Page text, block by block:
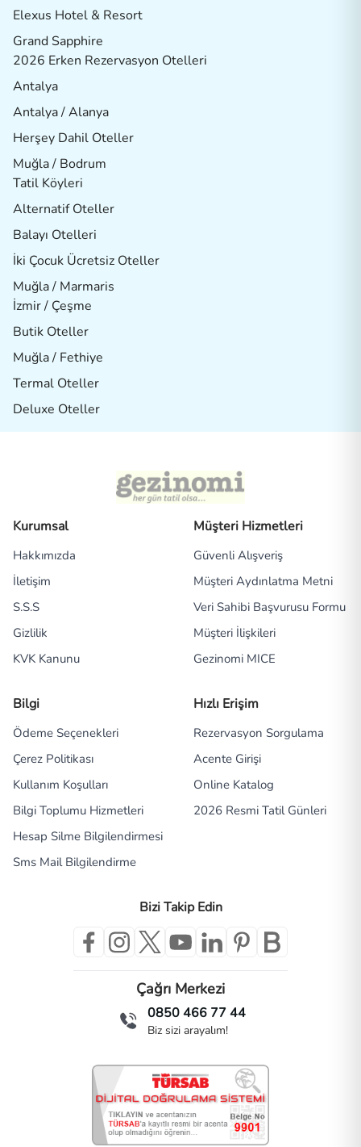
Elexus Hotel & Resort
Grand Sapphire
2026 Erken Rezervasyon Otelleri
Antalya
Antalya / Alanya
Herşey Dahil Oteller
Muğla / Bodrum
Tatil Köyleri
Alternatif Oteller
Balayı Otelleri
İki Çocuk Ücretsiz Oteller
Muğla / Marmaris
İzmir / Çeşme
Butik Oteller
Muğla / Fethiye
Termal Oteller
Deluxe Oteller
Kurumsal
Hakkımızda
İletişim
S.S.S
Gizlilik
KVK Kanunu
Müşteri Hizmetleri
Güvenli Alışveriş
Müşteri Aydınlatma Metni
Veri Sahibi Başvurusu Formu
Müşteri İlişkileri
Gezinomi MICE
Bilgi
Ödeme Seçenekleri
Çerez Politikası
Kullanım Koşulları
Bilgi Toplumu Hizmetleri
Hesap Silme Bilgilendirmesi
Sms Mail Bilgilendirme
Hızlı Erişim
Rezervasyon Sorgulama
Acente Girişi
Online Katalog
2026 Resmi Tatil Günleri
Bizi Takip Edin
Çağrı Merkezi
0850 466 77 44
Biz sizi arayalım!